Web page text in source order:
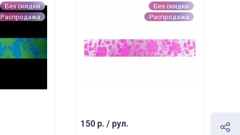
Без скидки
Распродажа
Без скидки
Распродажа
150 р. / рул.